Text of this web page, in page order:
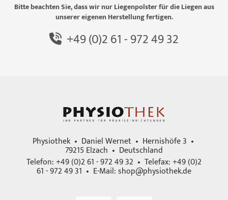
Bitte beachten Sie, dass wir nur Liegenpolster für die Liegen aus
unserer eigenen Herstellung fertigen.
+49 (0)2 61 - 972 49 32
Physiothek • Daniel Wernet • Hernishöfe 3 •
79215 Elzach • Deutschland
Telefon: +49 (0)2 61 - 972 49 32 • Telefax: +49 (0)2
61 - 972 49 31 • E-Mail:shop@physiothek.de